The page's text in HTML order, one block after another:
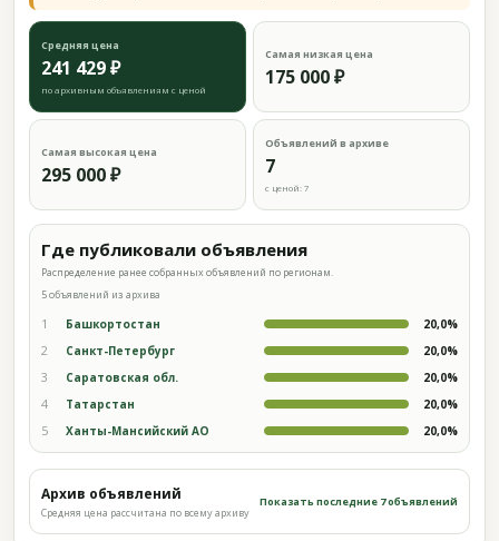
Средняя цена
241 429 ₽
по архивным объявлениям с ценой
Самая низкая цена
175 000 ₽
Самая высокая цена
295 000 ₽
Объявлений в архиве
7
с ценой: 7
Где публиковали объявления
Распределение ранее собранных объявлений по регионам.
5 объявлений из архива
1 Башкортостан 20,0%
2 Санкт-Петербург 20,0%
3 Саратовская обл. 20,0%
4 Татарстан 20,0%
5 Ханты-Мансийский АО 20,0%
Архив объявлений
Средняя цена рассчитана по всему архиву
Показать последние 7 объявлений